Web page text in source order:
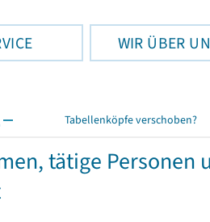
WIR ÜBER
Tabellenköpfe verschoben?
tätige Personen